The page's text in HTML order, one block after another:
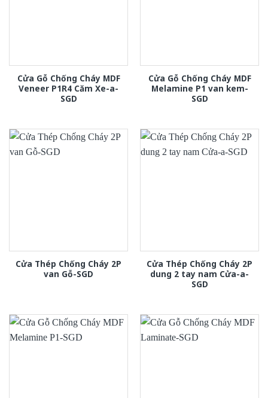
Cửa Gỗ Chống Cháy MDF
Veneer P1R4 Căm Xe-a-
SGD
Cửa Gỗ Chống Cháy MDF
Melamine P1 van kem-
SGD
Cửa Thép Chống Cháy 2P
van Gỗ-SGD
Cửa Thép Chống Cháy 2P
dung 2 tay nam Cửa-a-
SGD